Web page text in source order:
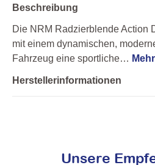
Beschreibung
Die NRM Radzierblende Action
mit einem dynamischen,
Fahrzeug eine sportliche… Mehr
Herstellerinformationen
Unsere